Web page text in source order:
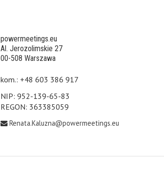
powermeetings.eu
Al. Jerozolimskie 27
00-508 Warszawa
kom.: +48 603 386 917
NIP: 952-139-65-83
REGON: 363385059
Renata.Kaluzna@powermeetings.eu